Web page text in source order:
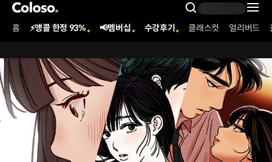
콜로소
Search
Coloso Menu
홈 ⚡앵콜 한정 93% 📢멤버십 수강후기 클래스컷 얼리버드